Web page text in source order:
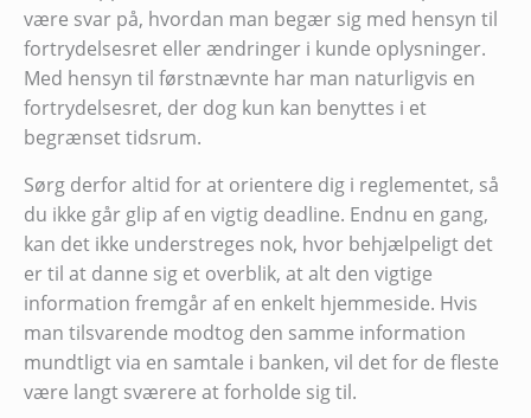
være svar på, hvordan man begær sig med hensyn til
fortrydelsesret eller ændringer i kunde oplysninger.
Med hensyn til førstnævnte har man naturligvis en
fortrydelsesret, der dog kun kan benyttes i et
begrænset tidsrum.
Sørg derfor altid for at orientere dig i reglementet, så
du ikke går glip af en vigtig deadline. Endnu en gang,
kan det ikke understreges nok, hvor behjælpeligt det
er til at danne sig et overblik, at alt den vigtige
information fremgår af en enkelt hjemmeside. Hvis
man tilsvarende modtog den samme information
mundtligt via en samtale i banken, vil det for de fleste
være langt sværere at forholde sig til.